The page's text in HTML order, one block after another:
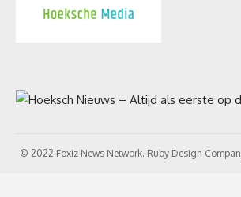
© 2022 Foxiz News Network. Ruby Design